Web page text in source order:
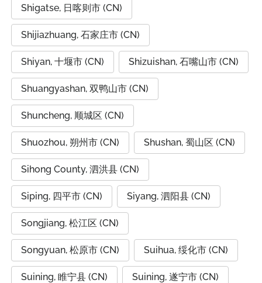
Shigatse, 日喀则市 (CN)
Shijiazhuang, 石家庄市 (CN)
Shiyan, 十堰市 (CN) Shizuishan, 石嘴山市 (CN)
Shuangyashan, 双鸭山市 (CN)
Shuncheng, 顺城区 (CN)
Shuozhou, 朔州市 (CN) Shushan, 蜀山区 (CN)
Sihong County, 泗洪县 (CN)
Siping, 四平市 (CN) Siyang, 泗阳县 (CN)
Songjiang, 松江区 (CN)
Songyuan, 松原市 (CN) Suihua, 绥化市 (CN)
Suining, 睢宁县 (CN) Suining, 遂宁市 (CN)